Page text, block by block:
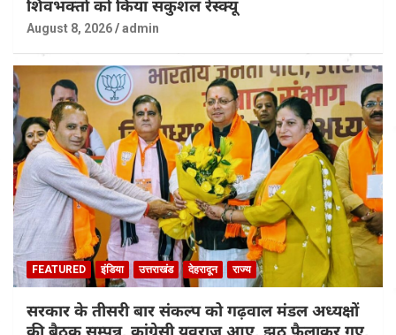
शिवभक्तों को किया सकुशल रेस्क्यू
August 8, 2026 admin
FEATURED इंडिया उत्तराखंड देहरादून राज्य
सरकार के तीसरी बार संकल्प को गढ़वाल मंडल अध्यक्षों
की बैठक सम्पन्न, कांग्रेसी युवराज आए, झूठ फैलाकर गए,